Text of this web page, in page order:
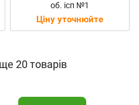
об. ісп №1
Ціну уточнюйте
20 товарів